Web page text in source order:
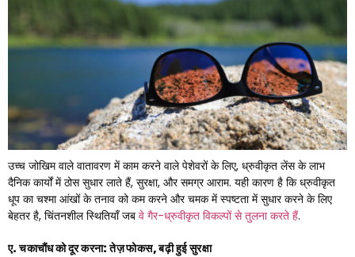
उच्च जोखिम वाले वातावरण में काम करने वाले पेशेवरों के लिए, ध्रुवीकृत लेंस के लाभ
दैनिक कार्यों में ठोस सुधार लाते हैं, सुरक्षा, और समग्र आराम. यही कारण है कि ध्रुवीकृत
धूप का चश्मा आंखों के तनाव को कम करने और चमक में स्पष्टता में सुधार करने के लिए
बेहतर है, चिंतनशील स्थितियाँ जब वे गैर-ध्रुवीकृत विकल्पों से तुलना करते हैं.
ए. चकाचौंध को दूर करना: तेज़ फोकस, बढ़ी हुई सुरक्षा